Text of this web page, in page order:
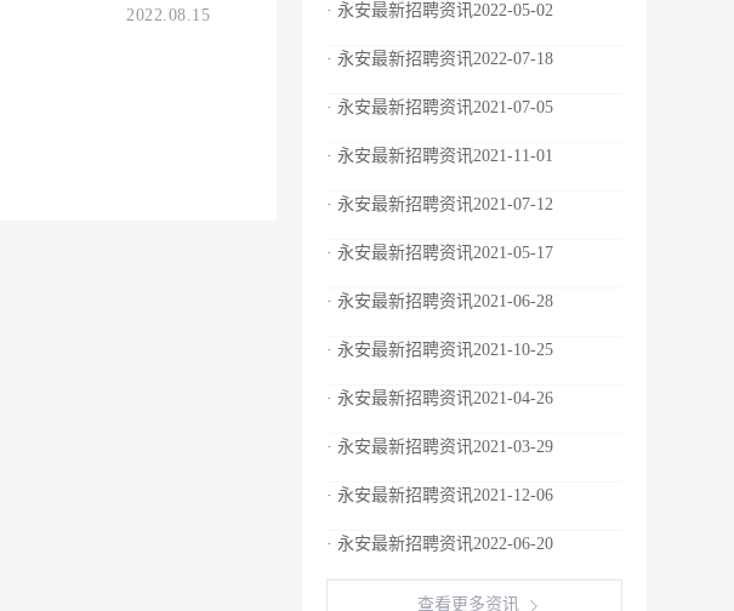
2022.08.15 · 永安最新招聘资讯2022-05-02
· 永安最新招聘资讯2022-07-18
· 永安最新招聘资讯2021-07-05
· 永安最新招聘资讯2021-11-01
· 永安最新招聘资讯2021-07-12
· 永安最新招聘资讯2021-05-17
· 永安最新招聘资讯2021-06-28
· 永安最新招聘资讯2021-10-25
· 永安最新招聘资讯2021-04-26
· 永安最新招聘资讯2021-03-29
· 永安最新招聘资讯2021-12-06
· 永安最新招聘资讯2022-06-20
查看更多资讯